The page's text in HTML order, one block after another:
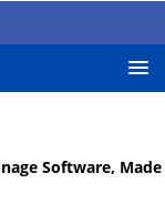
Software, Made